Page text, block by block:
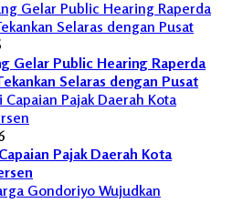
Gelar Public Hearing Raperda
Selaras dengan Pusat
Pajak Daerah Kota